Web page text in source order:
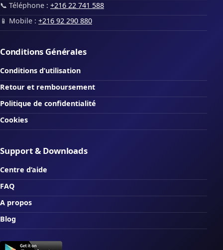
📞 Téléphone : +216 22 741 588
📱 Mobile : +216 92 290 880
Conditions Générales
Conditions d’utilisation
Retour et remboursement
Politique de confidentialité
Cookies
Support & Downloads
Centre d’aide
FAQ
A propos
Blog